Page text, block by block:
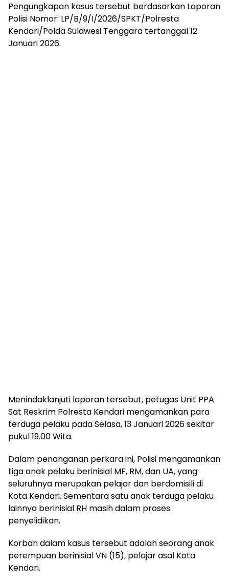
Pengungkapan kasus tersebut berdasarkan Laporan
Polisi Nomor: LP/B/9/I/2026/SPKT/Polresta
Kendari/Polda Sulawesi Tenggara tertanggal 12
Januari 2026.
Menindaklanjuti laporan tersebut, petugas Unit PPA
Sat Reskrim Polresta Kendari mengamankan para
terduga pelaku pada Selasa, 13 Januari 2026 sekitar
pukul 19.00 Wita.
Dalam penanganan perkara ini, Polisi mengamankan
tiga anak pelaku berinisial MF, RM, dan UA, yang
seluruhnya merupakan pelajar dan berdomisili di
Kota Kendari. Sementara satu anak terduga pelaku
lainnya berinisial RH masih dalam proses
penyelidikan.
Korban dalam kasus tersebut adalah seorang anak
perempuan berinisial VN (15), pelajar asal Kota
Kendari.